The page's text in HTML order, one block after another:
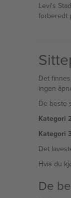
Levi's
forberedt
Det
ingen
De beste
Kategori
Kategori
Det
Hvis du
De